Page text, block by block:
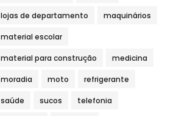
lojas de departamento maquinários
material escolar
material para construção medicina
moradia moto refrigerante
saúde sucos telefonia